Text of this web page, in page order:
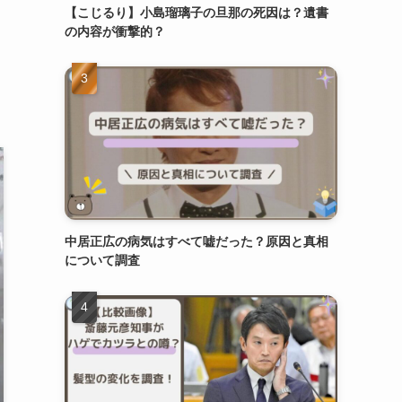
【こじるり】小島瑠璃子の旦那の死因は？遺書
の内容が衝撃的？
中居正広の病気はすべて嘘だった？原因と真相
について調査